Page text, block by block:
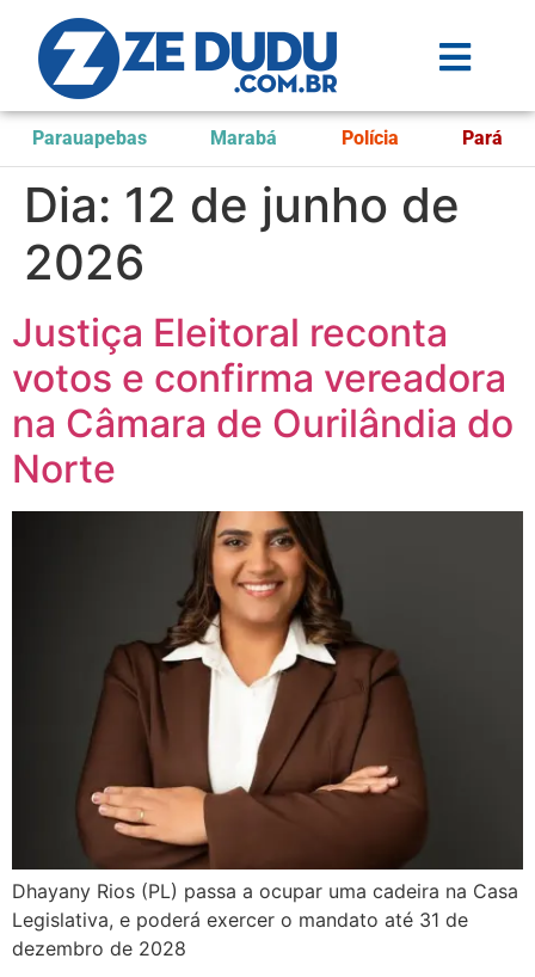
Parauapebas Marabá Polícia Pará
Dia: 12 de junho de
2026
Justiça Eleitoral reconta
votos e confirma vereadora
na Câmara de Ourilândia do
Norte
Dhayany Rios (PL) passa a ocupar uma cadeira na Casa
Legislativa, e poderá exercer o mandato até 31 de
dezembro de 2028